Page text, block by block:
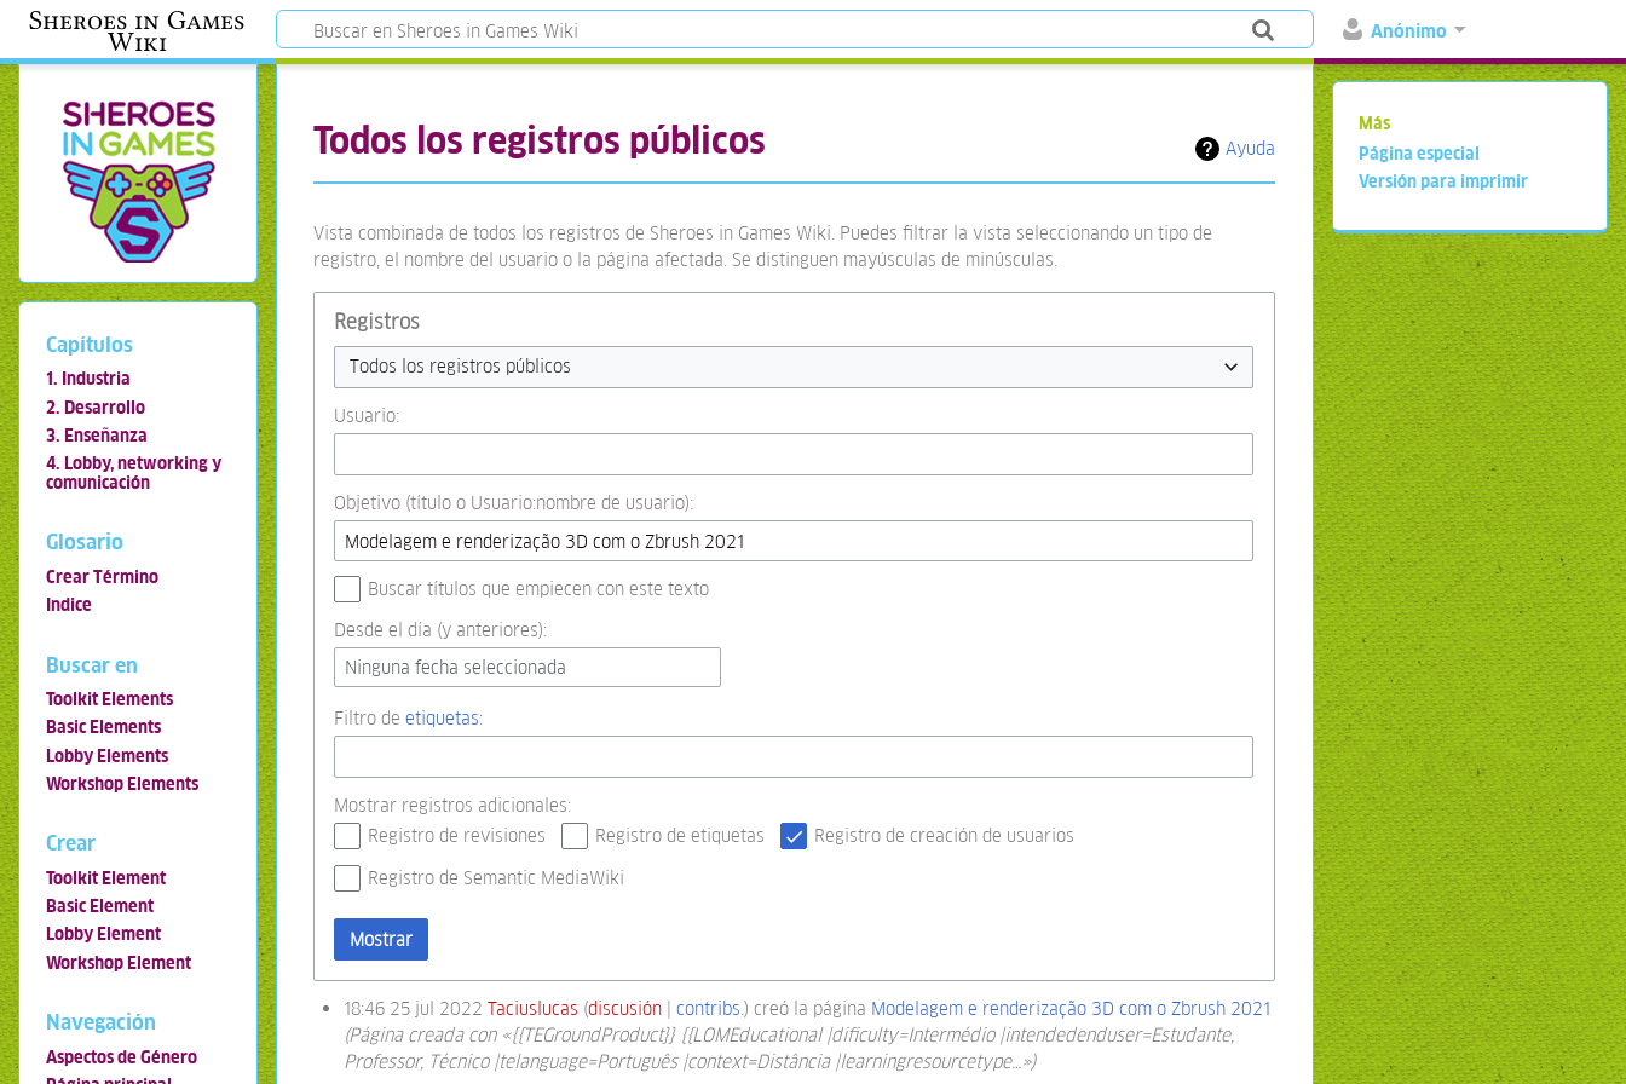
Anónimo
Sheroes in Games
Wiki
Ayuda
Todos los registros públicos
Vista combinada de todos los registros de Sheroes in Games Wiki. Puedes filtrar la vista seleccionando un tipo de
registro, el nombre del usuario o la página afectada. Se distinguen mayúsculas de minúsculas.
Registros
Todos los registros públicos
Usuario:
Objetivo (título o Usuario:nombre de usuario):
Buscar títulos que empiecen con este texto
Desde el día (y anteriores):
Ninguna fecha seleccionada
Filtro deetiquetas:
Mostrar registros adicionales:
Registro de revisiones
Registro de etiquetas
Registro de creación de usuarios
Registro de Semantic MediaWiki
Mostrar
18:46 25 jul 2022 Taciuslucas discusión contribs. creó la página Modelagem e renderização 3D com o Zbrush 2021
(Página creada con «{{TEGroundProduct}} {{LOMEducational |dificulty=Intermédio |intendedenduser=Estudante,
Professor, Técnico |telanguage=Português |context=Distância |learningresourcetype…»)
Capítulos
1. Industria
2. Desarrollo
3. Enseñanza
4. Lobby, networking y
comunicación
Glosario
Crear Término
Indice
Buscar en
Toolkit Elements
Basic Elements
Lobby Elements
Workshop Elements
Crear
Toolkit Element
Basic Element
Lobby Element
Workshop Element
Navegación
Aspectos de Género
Más
Página especial
Versión para imprimir